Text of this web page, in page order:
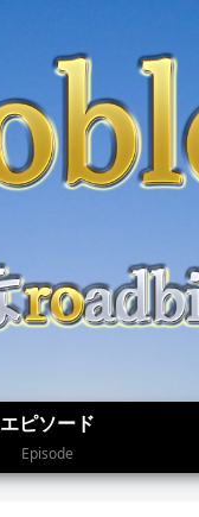
エピソード
Episode